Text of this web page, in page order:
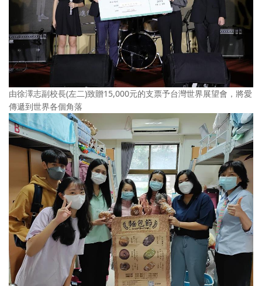
由徐澤志副校長(左二)致贈15,000元的支票予台灣世界展望會，將愛
傳遞到世界各個角落